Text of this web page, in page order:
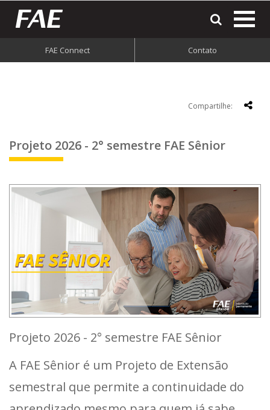
FAE Connect Contato
Compartilhe:
Projeto 2026 - 2° semestre FAE Sênior
Projeto 2026 - 2° semestre FAE Sênior
A FAE Sênior é um Projeto de Extensão
semestral que permite a continuidade do